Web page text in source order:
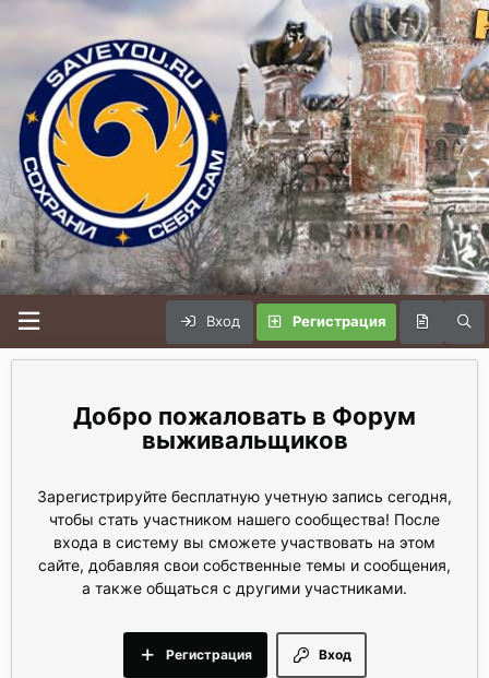
Вход Регистрация
Форум
выживальщиков
Зарегистрируйте бесплатную учетную запись сегодня,
чтобы стать участником нашего сообщества! После
входа в систему вы сможете участвовать на этом
сайте, добавляя свои собственные темы и сообщения,
а также общаться с другими участниками.
Вход
Регистрация